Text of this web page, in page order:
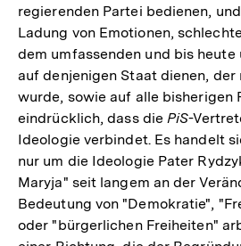
regierenden Partei bedienen,
Ladung von Emotionen,
dem umfassenden und bis
auf denjenigen Staat dienen,
wurde, sowie auf alle bisherigen
eindrücklich, dass diePiS-
Ideologie verbindet. Es handelt
nur um die Ideologie Pater
Maryja" seit langem an der
Bedeutung von "Demokratie",
oder "bürgerlichen Freiheiten"